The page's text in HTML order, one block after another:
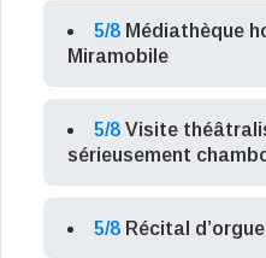
5/8 Médiathèque
Miramobile
5/8 Visite
sérieusement
5/8 Récital